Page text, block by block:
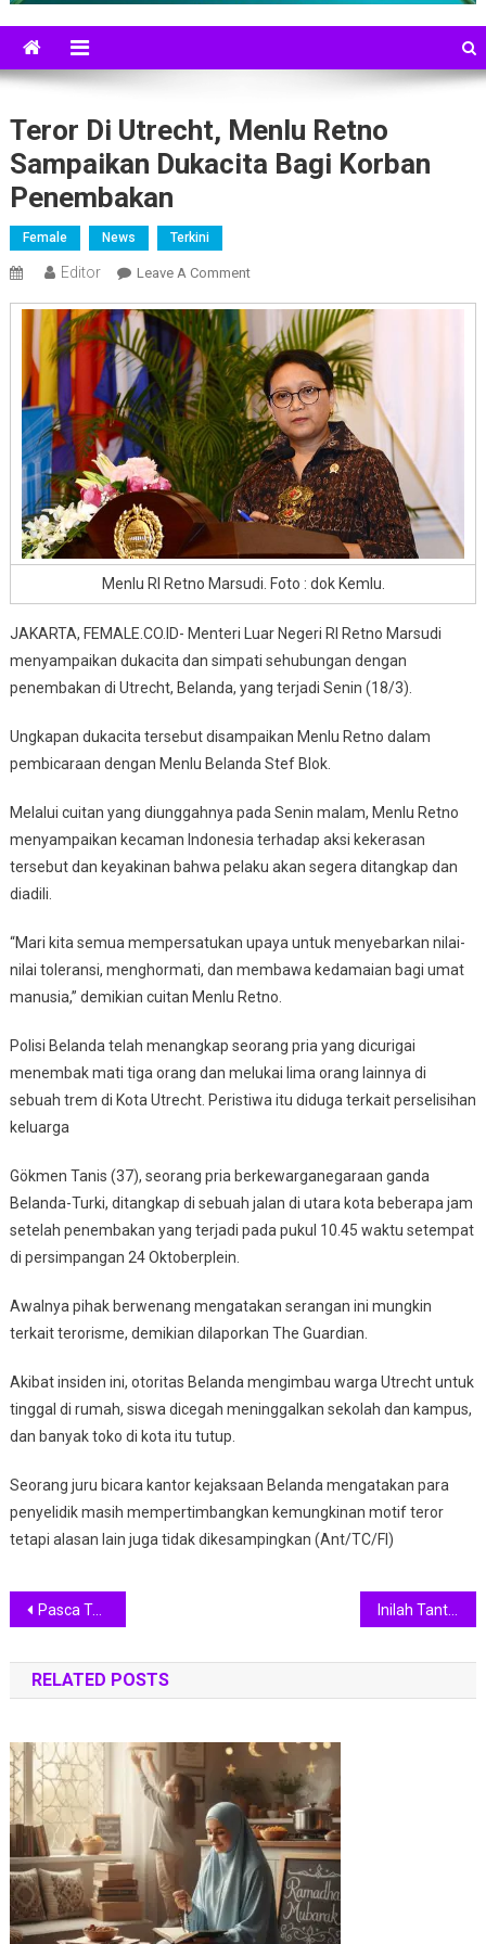
Teror Di Utrecht, Menlu Retno
Sampaikan Dukacita Bagi Korban
Penembakan
Female News Terkini
Editor Leave A CommentOn
Utrecht,
Menlu
Retno
Sampaikan
Dukacita
Bagi
Korban
Penembakan
Menlu RI Retno Marsudi. Foto : dok Kemlu.
JAKARTA, FEMALE.CO.ID- Menteri Luar Negeri RI Retno Marsudi
menyampaikan dukacita dan simpati sehubungan dengan
penembakan di Utrecht, Belanda, yang terjadi Senin (18/3).
Ungkapan dukacita tersebut disampaikan Menlu Retno dalam
pembicaraan dengan Menlu Belanda Stef Blok.
Melalui cuitan yang diunggahnya pada Senin malam, Menlu Retno
menyampaikan kecaman Indonesia terhadap aksi kekerasan
tersebut dan keyakinan bahwa pelaku akan segera ditangkap dan
diadili.
“Mari kita semua mempersatukan upaya untuk menyebarkan nilai-
nilai toleransi, menghormati, dan membawa kedamaian bagi umat
manusia,” demikian cuitan Menlu Retno.
Polisi Belanda telah menangkap seorang pria yang dicurigai
menembak mati tiga orang dan melukai lima orang lainnya di
sebuah trem di Kota Utrecht. Peristiwa itu diduga terkait perselisihan
keluarga
Gökmen Tanis (37), seorang pria berkewarganegaraan ganda
Belanda-Turki, ditangkap di sebuah jalan di utara kota beberapa jam
setelah penembakan yang terjadi pada pukul 10.45 waktu setempat
di persimpangan 24 Oktoberplein.
Awalnya pihak berwenang mengatakan serangan ini mungkin
terkait terorisme, demikian dilaporkan The Guardian.
Akibat insiden ini, otoritas Belanda mengimbau warga Utrecht untuk
tinggal di rumah, siswa dicegah meninggalkan sekolah dan kampus,
dan banyak toko di kota itu tutup.
Seorang juru bicara kantor kejaksaan Belanda mengatakan para
penyelidik masih mempertimbangkan kemungkinan motif teror
tetapi alasan lain juga tidak dikesampingkan (Ant/TC/FI)
Navigasi
pos
Pasca Teror Penembakan di Masjid Christchruch, Perempuan Selandia Baru Kompak Berhijab Inilah Tantangan dan Dukungan bagi Founder Startup Perempuan di Indonesia
RELATED POSTS